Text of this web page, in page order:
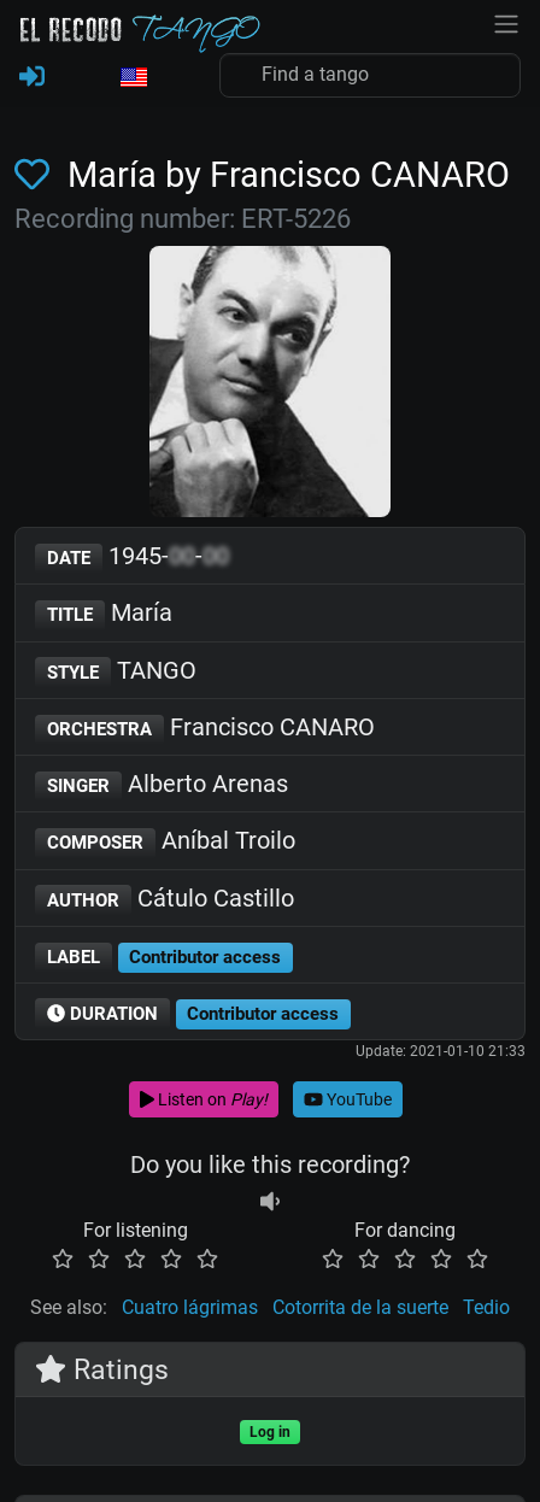
María by Francisco CANARO
Recording number: ERT-5226
DATE 1945-00-00
TITLE María
STYLE TANGO
ORCHESTRA Francisco CANARO
SINGER Alberto Arenas
COMPOSER Aníbal Troilo
AUTHOR Cátulo Castillo
LABEL Contributor access
DURATION Contributor access
Update: 2021-01-10 21:33
Listen on Play! YouTube
Do you like this recording?
For listening For dancing
See also: Cuatro lágrimas Cotorrita de la suerte Tedio
Ratings
Log in